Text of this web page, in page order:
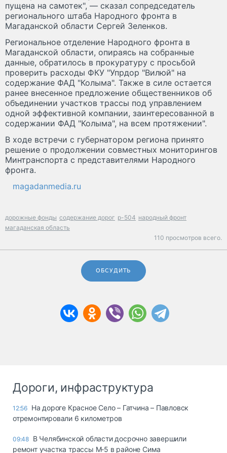
пущена на самотек", — сказал сопредседатель
регионального штаба Народного фронта в
Магаданской области Сергей Зеленков.
Региональное отделение Народного фронта в
Магаданской области, опираясь на собранные
данные, обратилось в прокуратуру с просьбой
проверить расходы ФКУ "Упрдор "Вилюй" на
содержание ФАД "Колыма". Также в силе остается
ранее внесенное предложение общественников об
объединении участков трассы под управлением
одной эффективной компании, заинтересованной в
содержании ФАД "Колыма", на всем протяжении".
В ходе встречи с губернатором региона принято
решение о продолжении совместных мониторингов
Минтранспорта с представителями Народного
фронта.
magadanmedia.ru
дорожные фонды содержание дорог р-504 народный фронт
магаданская область
110 просмотров всего.
ОБСУДИТЬ
Дороги, инфраструктура
12:56 На дороге Красное Село – Гатчина – Павловск
отремонтировали 6 километров
09:48 В Челябинской области досрочно завершили
ремонт участка трассы М‑5 в районе Сима